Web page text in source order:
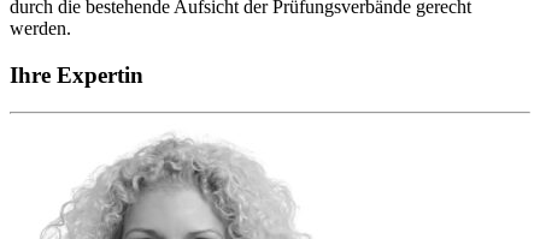
durch die bestehende Aufsicht der Prüfungsverbände gerecht
werden.
Ihre Expertin